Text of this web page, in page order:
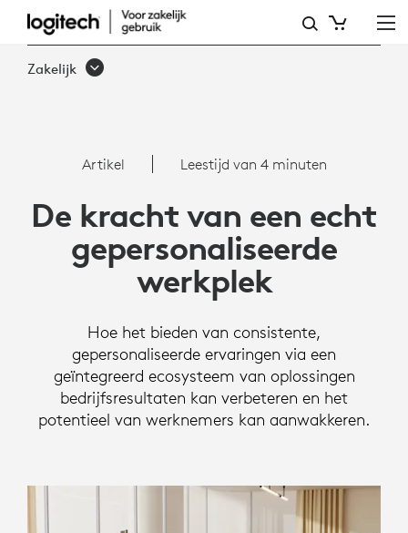
DE
KRACHT
GEPERSONALISEERDE
WERKPLEK
LOGITECH
Zakelijk
Artikel Leestijd van 4 minuten
De kracht van een echt
gepersonaliseerde
werkplek
Hoe het bieden van consistente,
gepersonaliseerde ervaringen via een
geïntegreerd ecosysteem van oplossingen
bedrijfsresultaten kan verbeteren en het
potentieel van werknemers kan aanwakkeren.